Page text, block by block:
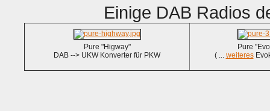
Einige DAB Radios
Pure "Higway"
DAB --> UKW Konverter für PKW
Pure
( ... weiteres